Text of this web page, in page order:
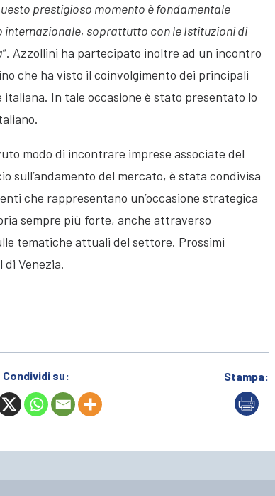
prestigioso momento è fondamentale
internazionale, soprattutto con le Istituzioni di
”. Azzollini ha partecipato inoltre ad un incontro
che ha visto il coinvolgimento dei principali
In tale occasione è stato presentato lo
modo di incontrare imprese associate del
sull’andamento del mercato, è stata condivisa
che rappresentano un’occasione strategica
sempre più forte, anche attraverso
tematiche attuali del settore. Prossimi
Venezia.
Condividi su: Stampa: